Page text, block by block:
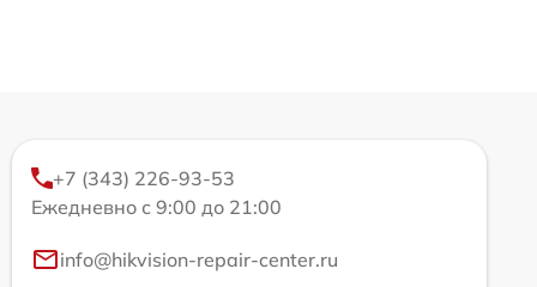
+7 (343) 226-93-53
Ежедневно с 9:00 до 21:00
info@hikvision-repair-center.ru